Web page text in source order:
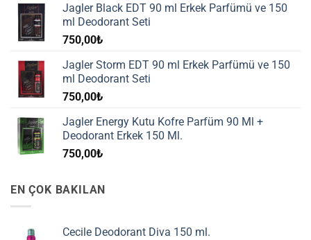
Jagler Black EDT 90 ml Erkek Parfümü ve 150
ml Deodorant Seti
750,00₺
Jagler Storm EDT 90 ml Erkek Parfümü ve 150
ml Deodorant Seti
750,00₺
Jagler Energy Kutu Kofre Parfüm 90 Ml +
Deodorant Erkek 150 Ml.
750,00₺
EN ÇOK BAKILAN
Cecile Deodorant Diva 150 ml.